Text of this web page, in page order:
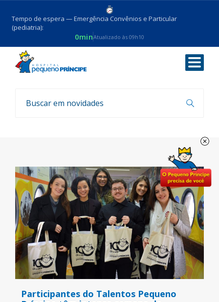
Tempo de espera — Emergência Convênios e Particular
(pediatria):
0minAtualizado às 09h10
Voltar
Notícias
Participantes do Talentos Pequeno